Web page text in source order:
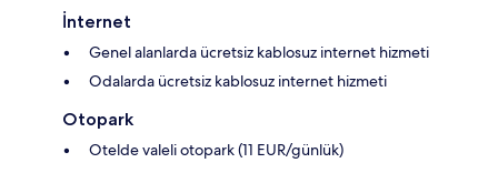
İnternet
Genel alanlarda ücretsiz kablosuz internet hizmeti
Odalarda ücretsiz kablosuz internet hizmeti
Otopark
Otelde valeli otopark (11 EUR/günlük)